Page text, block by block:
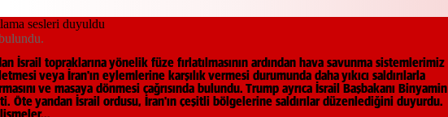
İsrail topraklarına yönelik füze fırlatılmasının ardından hava savunma sistemlerimiz
veya İran'ın eylemlerine karşılık vermesi durumunda daha yıkıcı saldırılarla
ve masaya dönmesi çağrısında bulundu. Trump ayrıca İsrail Başbakanı Binyamin
Öte yandan İsrail ordusu, İran'ın çeşitli bölgelerine saldırılar düzenlediğini duyurdu.